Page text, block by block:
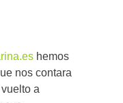
hemos
nos contara
a